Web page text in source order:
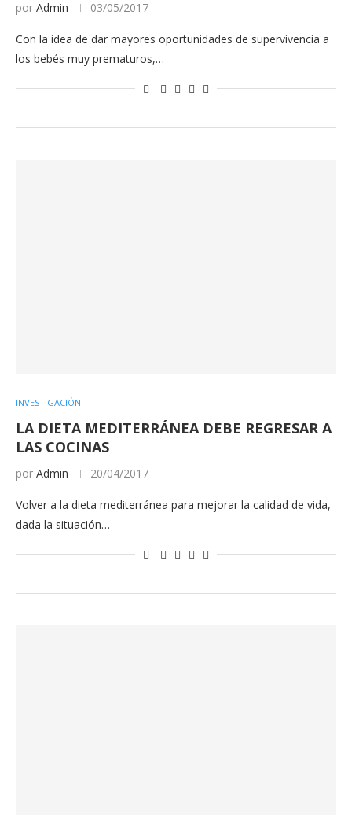
por Admin 03/05/2017
Con la idea de dar mayores oportunidades de supervivencia a
los bebés muy prematuros,…
INVESTIGACIÓN
LA DIETA MEDITERRÁNEA DEBE REGRESAR A
LAS COCINAS
por Admin 20/04/2017
Volver a la dieta mediterránea para mejorar la calidad de vida,
dada la situación…